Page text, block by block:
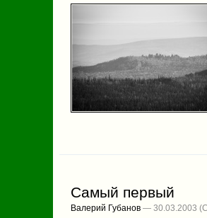
Самый первый
Валерий Губанов — 30.03.2003